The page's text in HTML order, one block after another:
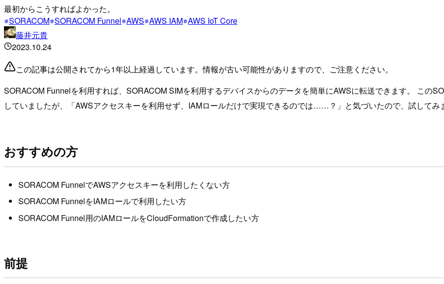
最初からこうすればよかった。
SORACOM SORACOM Funnel AWS AWS IAM AWS IoT Core
藤井元貴
2023.10.24
この記事は公開されてから1年以上経過しています。情報が古い可能性がありますので、ご注意ください。
SORACOM Funnelを利用すれば、SORACOM SIMを利用するデバイスからのデータを簡単にAWSに転送できます。 この
していましたが、「AWSアクセスキーを利用せず、IAMロールだけで実現できるのでは……？」と気づいたので、試してみ
おすすめの方
SORACOM FunnelでAWSアクセスキーを利用したくない方
SORACOM FunnelをIAMロールで利用したい方
SORACOM Funnel用のIAMロールをCloudFormationで作成したい方
前提